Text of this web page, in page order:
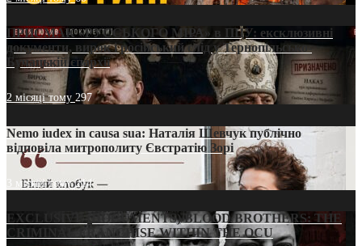
ПРИСМАК «РУССЬКОГО МІРА» в ПЦУ: ексклюзивні
документи, вирок і російський слід у Тернопільсько-
Бучацькій єпархії
2 місяці тому 297
Nemo iudex in causa sua: Наталія Шевчук публічно
відповіла митрополиту Євстратію Зорі
3 місяці тому214
EXCLUSIVE (DOCUMENTS)/BLOOD BROTHERS: THE
CRIMINAL FRANCHISE WITHIN THE OCU